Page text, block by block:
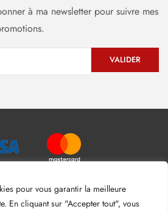
pour vous garantir la meilleure
En cliquant sur "Accepter tout", vous
à ma newsletter pour suivre mes